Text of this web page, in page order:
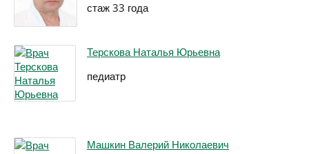
стаж 33 года
Терскова Наталья Юрьевна
педиатр
Машкин Валерий Николаевич